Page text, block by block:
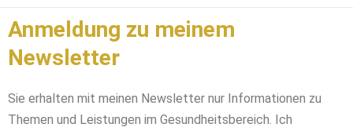
Anmeldung zu meinem
Newsletter
Sie erhalten mit meinen Newsletter nur Informationen zu
Themen und Leistungen im Gesundheitsbereich. Ich